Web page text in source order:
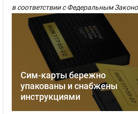
Сим-карты бережно
упакованы и снабжены
инструкциями
в соответствии с Федеральным